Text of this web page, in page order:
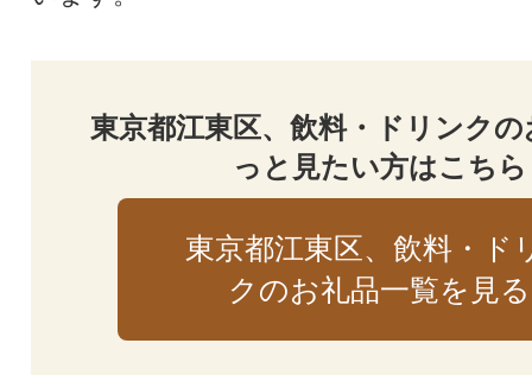
東京都江東区、飲料・ドリンク
っと見たい方はこちら
東京都江東区、飲料・ド
クのお礼品一覧を見る